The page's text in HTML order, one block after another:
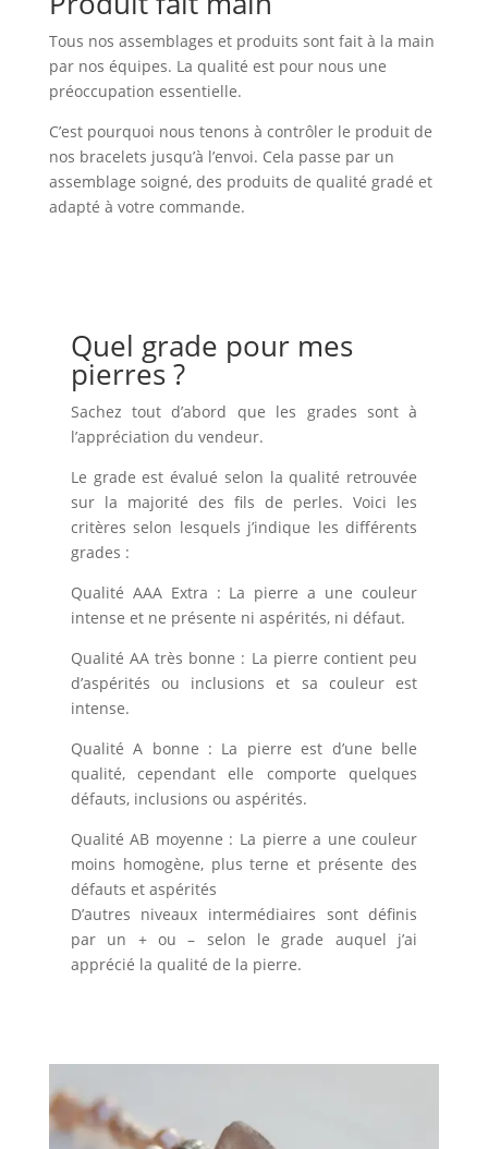
Tous nos assemblages et produits sont fait à la main
par nos équipes. La qualité est pour nous une
préoccupation essentielle.
C’est pourquoi nous tenons à contrôler le produit de
nos bracelets jusqu’à l’envoi. Cela passe par un
assemblage soigné, des produits de qualité gradé et
adapté à votre commande.
Quel grade pour mes
pierres ?
Sachez tout d’abord que les grades sont à
l’appréciation du vendeur.
Le grade est évalué selon la qualité retrouvée
sur la majorité des fils de perles. Voici les
critères selon lesquels j’indique les différents
grades :
Qualité AAA Extra : La pierre a une couleur
intense et ne présente ni aspérités, ni défaut.
Qualité AA très bonne : La pierre contient peu
d’aspérités ou inclusions et sa couleur est
intense.
Qualité A bonne : La pierre est d’une belle
qualité, cependant elle comporte quelques
défauts, inclusions ou aspérités.
Qualité AB moyenne : La pierre a une couleur
moins homogène, plus terne et présente des
défauts et aspérités
D’autres niveaux intermédiaires sont définis
par un + ou – selon le grade auquel j’ai
apprécié la qualité de la pierre.